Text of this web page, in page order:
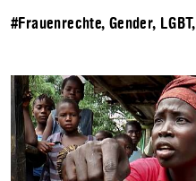
#Frauenrechte, Gender, LGBT,